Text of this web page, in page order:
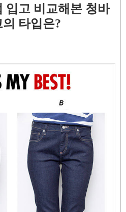
입고 비교해본 청바
타입은?